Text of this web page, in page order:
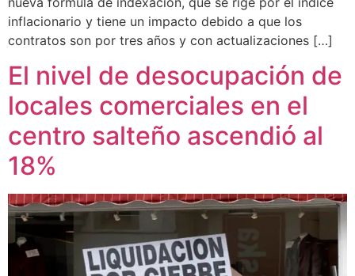
inflacionario y tiene un impacto debido a que los
contratos son por tres años y con actualizaciones […]
El nivel de desocupación de
locales comerciales en el
centro salteño ascendió al
18%